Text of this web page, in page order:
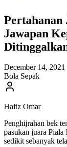
Jawapan
December 14, 2021
Bola Sepak
Hafiz Omar
Penghijrahan bek
pasukan juara
sedikit sebanyak